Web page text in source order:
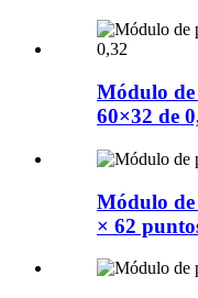
Módulo
60×32 de
Módulo
× 62